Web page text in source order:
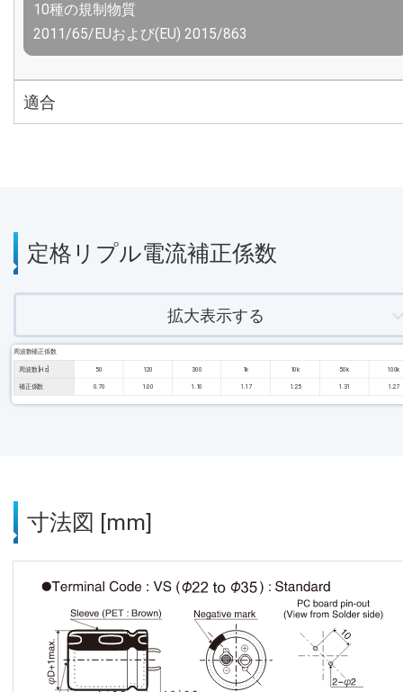
10種の規制物質
2011/65/EUおよび(EU) 2015/863
適合
定格リプル電流補正係数
拡大表示する
周波数補正係数
周波数 [Hz] 50 120 300 1k 10k 50k 100k
補正係数 0.70 1.00 1.10 1.17 1.25 1.31 1.27
寸法図 [mm]